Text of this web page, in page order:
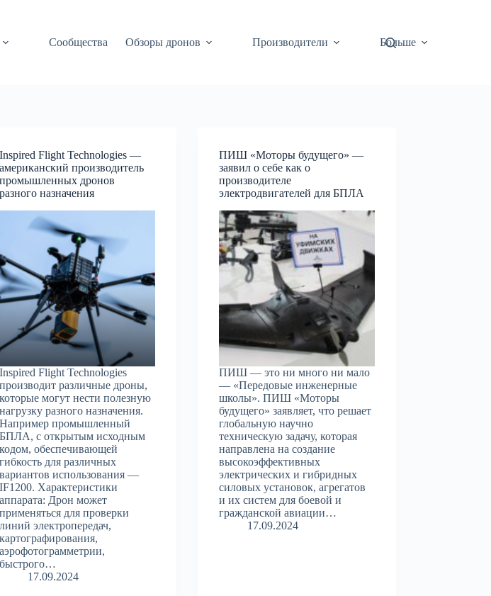
Сообщества Обзоры дронов Производители Больше
Inspired Flight Technologies —
американский производитель
промышленных дронов
разного назначения
Inspired Flight Technologies
производит различные дроны,
которые могут нести полезную
нагрузку разного назначения.
Например промышленный
БПЛА, с открытым исходным
кодом, обеспечивающей
гибкость для различных
вариантов использования —
IF1200. Характеристики
аппарата: Дрон может
применяться для проверки
линий электропередач,
картографирования,
аэрофотограмметрии,
быстрого…
17.09.2024
ПИШ «Моторы будущего» —
заявил о себе как о
производителе
электродвигателей для БПЛА
ПИШ — это ни много ни мало
— «Передовые инженерные
школы». ПИШ «Моторы
будущего» заявляет, что решает
глобальную научно
техническую задачу, которая
направлена на создание
высокоэффективных
электрических и гибридных
силовых установок, агрегатов
и их систем для боевой и
гражданской авиации…
17.09.2024